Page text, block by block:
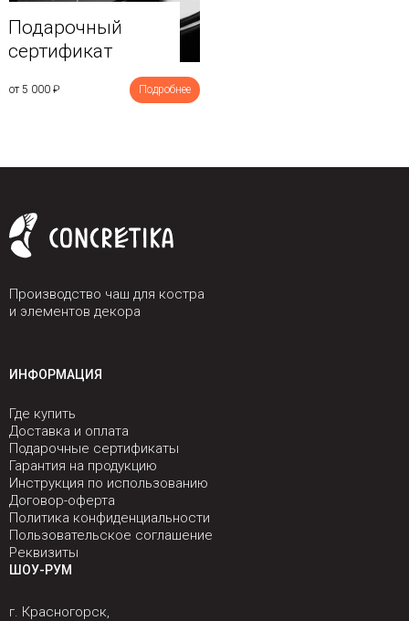
Подарочный
сертификат
от 5 000 ₽ Подробнее
Производство чаш для костра
и элементов декора
ИНФОРМАЦИЯ
Где купить
Доставка и оплата
Подарочные сертификаты
Гарантия на продукцию
Инструкция по использованию
Договор-оферта
Политика конфиденциальности
Пользовательское соглашение
Реквизиты
ШОУ-РУМ
г. Красногорск,